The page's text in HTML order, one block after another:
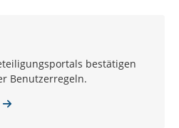
bestätigen
Benutzerregeln.